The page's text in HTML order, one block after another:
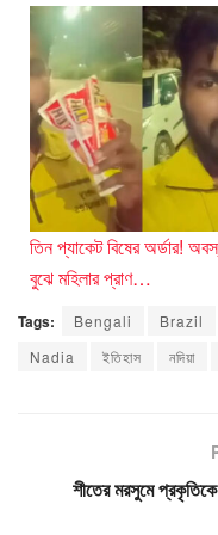
তিন প্যাকেট বিষের অর্ডার!
বুঝে মহিলার প্রাণ…
Tags: Bengali Brazil
Nadia
ইতিহাস নদিয়া
শীতের মরসুমে